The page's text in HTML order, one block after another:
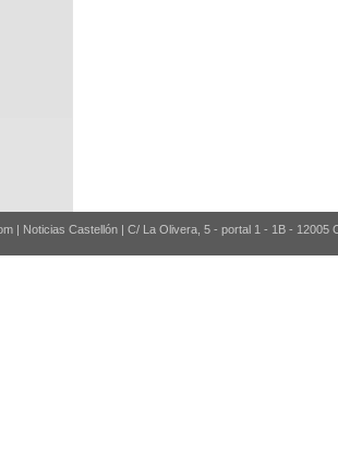
| Noticias Castellón | C/ La Olivera, 5 - portal 1 - 1B - 12005